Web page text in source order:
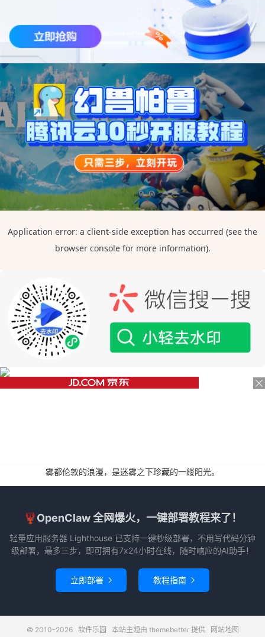
雾都伦敦的浪漫，是迷雾之下珍藏的一缕阳光。
🦞OpenClaw 全网爆火，一键部署教程来了！
轻量应用服务器 Lighthouse 已支持一键秒级部署，不用写代码分钟
级部署，最多三步，即可拥有7x24小时在线，随时响应的AI助手！
立即部署  教程指南 
© 2010-2026 软件乐园 本站主题由 themebetter提供 网站地图